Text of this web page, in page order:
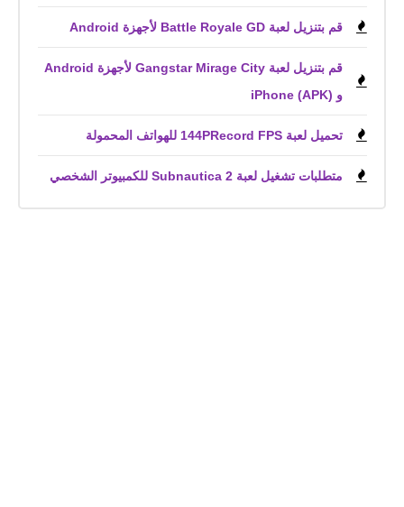
قم بتنزيل لعبة Battle Royale GD لأجهزة Android
قم بتنزيل لعبة Gangstar Mirage City لأجهزة Android
و iPhone (APK)
تحميل لعبة 144PRecord FPS للهواتف المحمولة
متطلبات تشغيل لعبة Subnautica 2 للكمبيوتر الشخصي